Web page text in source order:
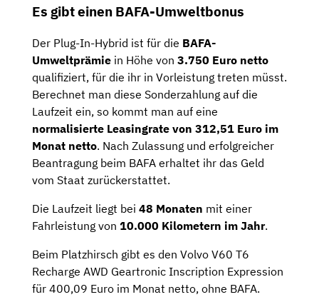
Es gibt einen BAFA-Umweltbonus
Der Plug-In-Hybrid ist für die BAFA-
Umweltprämie in Höhe von 3.750 Euro netto
qualifiziert, für die ihr in Vorleistung treten müsst.
Berechnet man diese Sonderzahlung auf die
Laufzeit ein, so kommt man auf eine
normalisierte Leasingrate von 312,51 Euro im
Monat netto. Nach Zulassung und erfolgreicher
Beantragung beim BAFA erhaltet ihr das Geld
vom Staat zurückerstattet.
Die Laufzeit liegt bei 48 Monaten mit einer
Fahrleistung von 10.000 Kilometern im Jahr.
Beim Platzhirsch gibt es den Volvo V60 T6
Recharge AWD Geartronic Inscription Expression
für 400,09 Euro im Monat netto, ohne BAFA.